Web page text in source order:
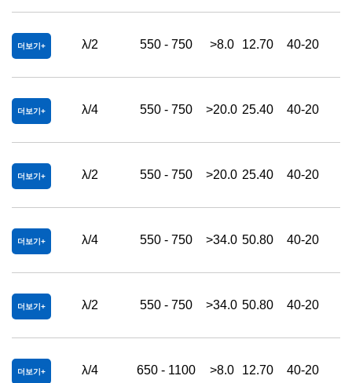
더보기 λ/2 550 - 750 >8.0 12.70 40-20
더보기 λ/4 550 - 750 >20.0 25.40 40-20
더보기 λ/2 550 - 750 >20.0 25.40 40-20
더보기 λ/4 550 - 750 >34.0 50.80 40-20
더보기 λ/2 550 - 750 >34.0 50.80 40-20
더보기 λ/4 650 - 1100 >8.0 12.70 40-20